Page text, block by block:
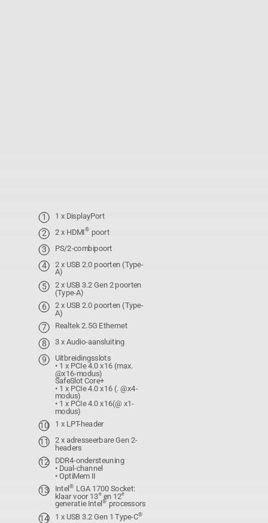
1 x DisplayPort
2 x HDMI® poort
PS/2-combipoort
2 x USB 2.0 poorten (Type-
A)
2 x USB 3.2 Gen 2 poorten
(Type-A)
2 x USB 2.0 poorten (Type-
A)
Realtek 2.5G Ethernet
3 x Audio-aansluiting
Uitbreidingsslots
• 1 x PCIe 4.0 x16 (max.
@x16-modus)
SafeSlot Core+
• 1 x PCIe 4.0 x16 (. @x4-
modus)
• 1 x PCIe 4.0 x16(@ x1-
modus)
1 x LPT-header
2 x adresseerbare Gen 2-
headers
DDR4-ondersteuning
• Dual-channel
• OptiMem II
Intel® LGA 1700 Socket:
klaar voor 13e en 12e
generatie Intel® processors
1 x USB 3.2 Gen 1 Type-C®